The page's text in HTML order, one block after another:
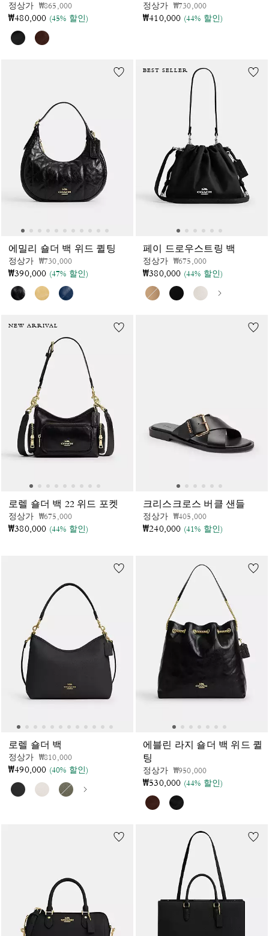
정상가 가격 인하 전
₩865,000인하됨
₩480,000 (45% 할인)
정상가 가격 인하 전
₩730,000인하됨
₩410,000 (44% 할인)
에밀리 숄더 백 위드 퀼팅
정상가 가격 인하 전
₩730,000인하됨
₩390,000 (47% 할인)
BEST SELLER
페이 드로우스트링 백
정상가 가격 인하 전
₩675,000인하됨
₩380,000 (44% 할인)
NEW ARRIVAL
로렐 숄더 백 22 위드 포켓
정상가 가격 인하 전
₩675,000인하됨
₩380,000 (44% 할인)
크리스크로스 버클 샌들
정상가 가격 인하 전
₩405,000인하됨
₩240,000 (41% 할인)
로렐 숄더 백
정상가 가격 인하 전
₩810,000인하됨
₩490,000 (40% 할인)
에블린 라지 숄더 백 위드 퀼
팅
정상가 가격 인하 전
₩950,000인하됨
₩530,000 (44% 할인)